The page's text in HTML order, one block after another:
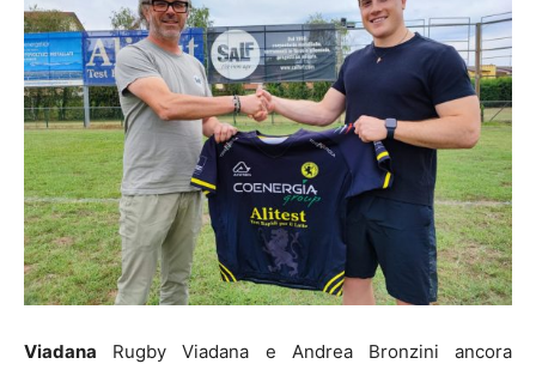
Viadana Rugby Viadana e Andrea Bronzini ancora